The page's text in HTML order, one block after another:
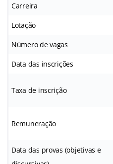
Carreira
Lotação
Número de vagas
Data das inscrições
Taxa de inscrição
Remuneração
Data das provas (objetivas e